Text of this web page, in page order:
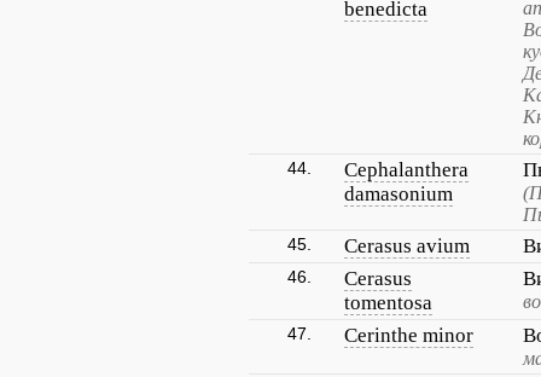
benedicta
44.
Cephalanthera
damasonium
45. Cerasus avium
46.
Cerasus
tomentosa
47. Cerinthe minor